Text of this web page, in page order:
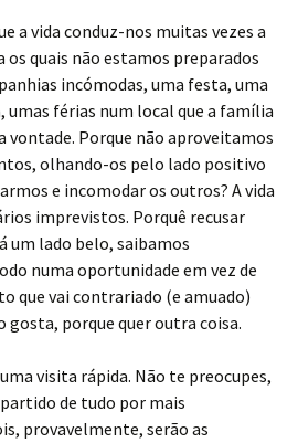
a vida conduz-nos muitas vezes a
os quais não estamos preparados
incómodas, uma festa, uma
umas férias num local que a família
vontade. Porque não aproveitamos
olhando-os pelo lado positivo
e incomodar os outros? A vida
imprevistos. Porquê recusar
um lado belo, saibamos
numa oportunidade em vez de
que vai contrariado (e amuado)
gosta, porque quer outra coisa.
visita rápida. Não te preocupes,
de tudo por mais
provavelmente, serão as